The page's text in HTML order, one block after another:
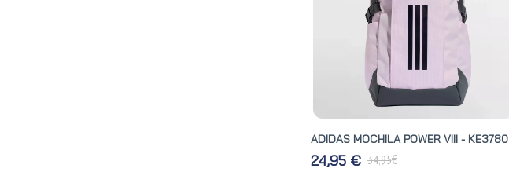
ADIDAS MOCHILA POWER VIII - KE3780
24,95 € 34,95€